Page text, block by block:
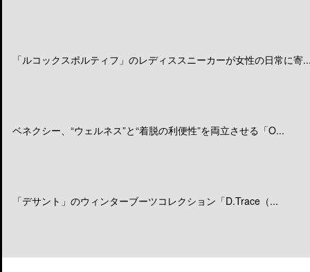
「ルコックスポルティフ」のレディススニーカーが女性の日常に寄
ベネクシー、“ウェルネス”と“着脱の利便性”を両立させる「O...
「デサント」のウィンターブーツコレクション「D.Trace（...